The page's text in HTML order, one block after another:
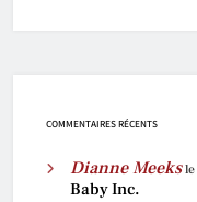
COMMENTAIRES RÉCENTS
Dianne Meeksle
Baby Inc.